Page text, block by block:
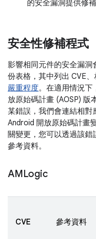
的安全漏洞提供修補
安全性修補程式
影響相同元件的安全漏洞
份表格，其中列出 CVE、
嚴重程度。在適用情況下
放原始碼計畫 (AOSP) 版
某錯誤，我們會連結相對
Android 開放原始碼計畫
關變更，您可以透過該
參考資料。
AMLogic
CVE 參考資料